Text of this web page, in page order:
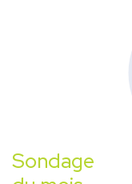
Sondage